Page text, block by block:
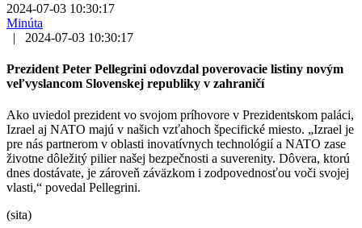
2024-07-03 10:30:17
Minúta
|
2024-07-03 10:30:17
Prezident Peter Pellegrini odovzdal poverovacie listiny novým
veľvyslancom Slovenskej republiky v zahraničí
Ako uviedol prezident vo svojom príhovore v Prezidentskom paláci,
Izrael aj NATO majú v našich vzťahoch špecifické miesto. „Izrael je
pre nás partnerom v oblasti inovatívnych technológií a NATO zase
životne dôležitý pilier našej bezpečnosti a suverenity. Dôvera, ktorú
dnes dostávate, je zároveň záväzkom i zodpovednosťou voči svojej
vlasti,“ povedal Pellegrini.
(sita)